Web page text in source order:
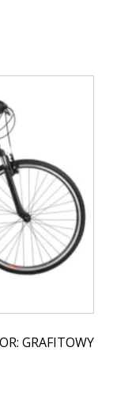
GRAFITOWY